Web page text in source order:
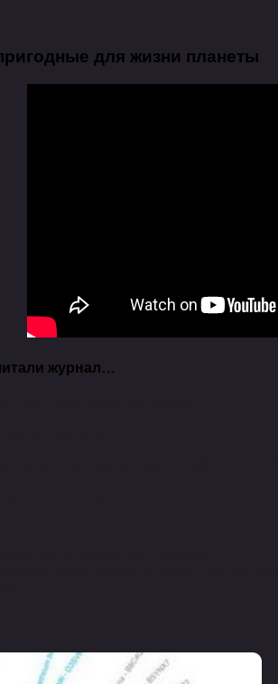
для жизни планеты
журнал…